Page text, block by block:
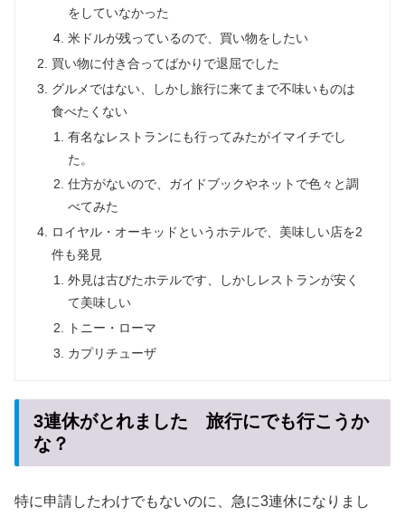
をしていなかった
米ドルが残っているので、買い物をしたい
買い物に付き合ってばかりで退屈でした
グルメではない、しかし旅行に来てまで不味いものは
食べたくない
有名なレストランにも行ってみたがイマイチでし
た。
仕方がないので、ガイドブックやネットで色々と調
べてみた
ロイヤル・オーキッドというホテルで、美味しい店を2
件も発見
外見は古びたホテルです、しかしレストランが安く
て美味しい
トニー・ローマ
カプリチューザ
3連休がとれました 旅行にでも行こうか
な？
特に申請したわけでもないのに、急に3連休になりまし